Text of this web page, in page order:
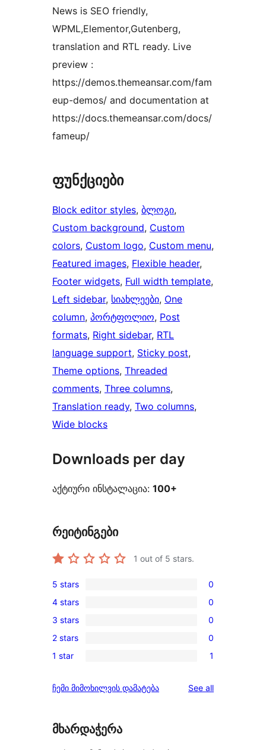
News is SEO friendly,
WPML,Elementor,Gutenberg,
translation and RTL ready. Live
preview :
https://demos.themeansar.com/fam
eup-demos/ and documentation at
https://docs.themeansar.com/docs/
fameup/
ფუნქციები
Block editor styles, ბლოგი
Custom background, Custom
colors, Custom logo, Custom menu
Featured images, Flexible header
Footer widgets, Full width template
Left sidebar, სიახლეები, One
column, პორტფოლიო, Post
formats, Right sidebar, RTL
language support, Sticky post
Theme options, Threaded
comments, Three columns
Translation ready, Two columns
Wide blocks
Downloads per day
აქტიური ინსტალაცია: 100+
რეიტინგები
1 out of 5 stars.
0
5-
star
reviews
5 stars 0
0
4-
star
reviews
4 stars 0
0
3-
star
3 stars 0
0
2-
reviews
2 stars 0
1
star
1 star 1
ჩემი მიმოხილვის დამატება See allreviews
მხარდაჭერა